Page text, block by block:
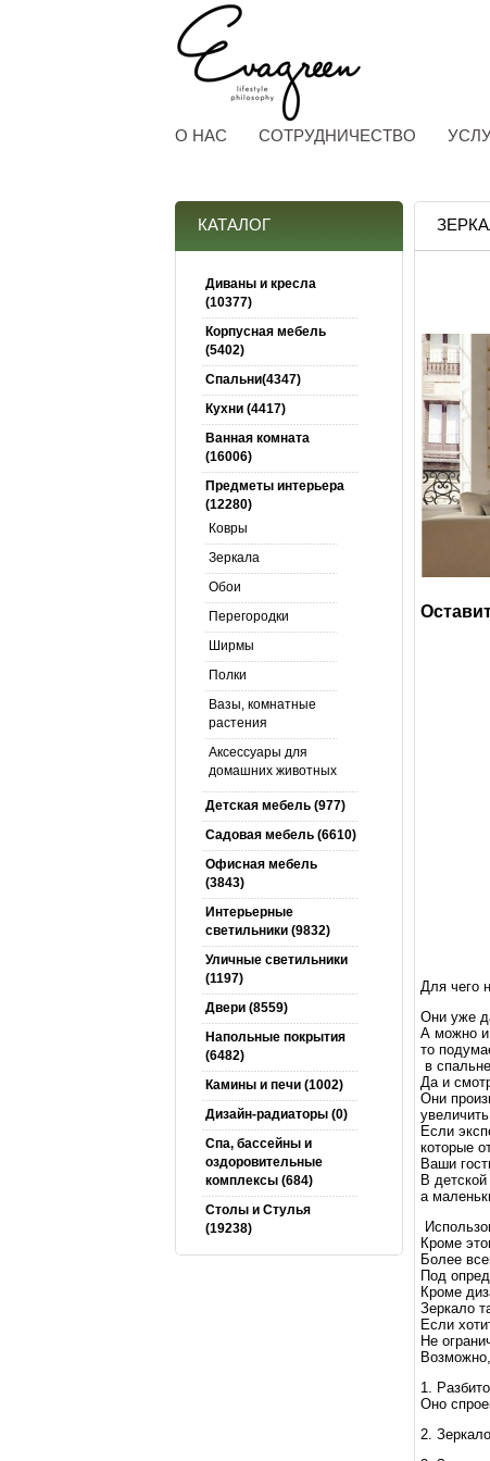
О НАС СОТРУДНИЧЕСТВО
КАТАЛОГ
Диваны и кресла
(10377)
Корпусная мебель
(5402)
Спальни(4347)
Кухни (4417)
Ванная комната
(16006)
Предметы интерьера
(12280)
Ковры
Зеркала
Обои
Перегородки
Ширмы
Полки
Вазы, комнатные
растения
Аксессуары для
домашних животных
Детская мебель (977)
Садовая мебель (6610)
Офисная мебель
(3843)
Интерьерные
светильники (9832)
Уличные светильники
(1197)
Двери (8559)
Напольные покрытия
(6482)
Камины и печи (1002)
Дизайн-радиаторы (0)
Спа, бассейны и
оздоровительные
комплексы (684)
Столы и Cтулья
(19238)
Для чего
Они уже
А можно и
то
в
Да и
Они
Если
которые
Ваши
В
а
Кроме
Более
Под
Кроме
Зеркало
Если
Не
1.
Оно
2.